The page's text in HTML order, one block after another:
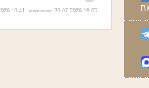
19:41, изменено 29.07.2026 19:05